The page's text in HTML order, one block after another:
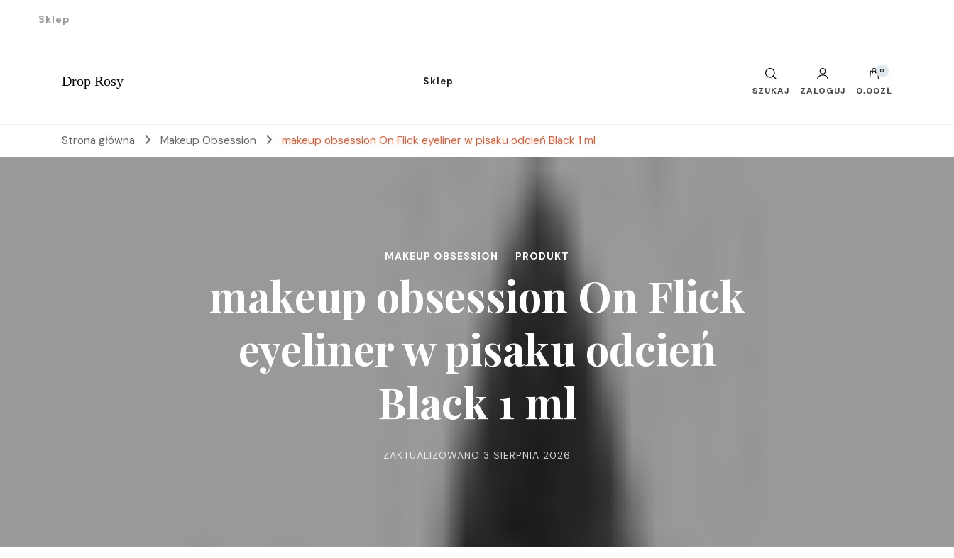
Sklep
Drop Rosy Sklep
SZUKAJ ZALOGUJ
0
0,00ZŁ
Strona główna Makeup Obsession makeup obsession On Flick eyeliner w pisaku odcień Black 1 ml
MAKEUP OBSESSION PRODUKT
makeup obsession On Flick
eyeliner w pisaku odcień
Black 1 ml
ZAKTUALIZOWANO 3 SIERPNIA 2026